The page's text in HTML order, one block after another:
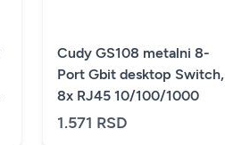
Cudy GS108 metalni 8-
Port Gbit desktop Switch,
8x RJ45 10/100/1000
1.571 RSD